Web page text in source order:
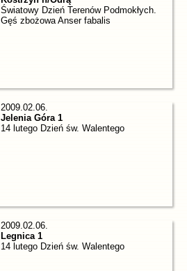
Światowy Dzień Terenów Podmokłych.
Gęś zbożowa Anser fabalis
2009.02.06.
Jelenia Góra 1
14 lutego Dzień św. Walentego
2009.02.06.
Legnica 1
14 lutego Dzień św. Walentego